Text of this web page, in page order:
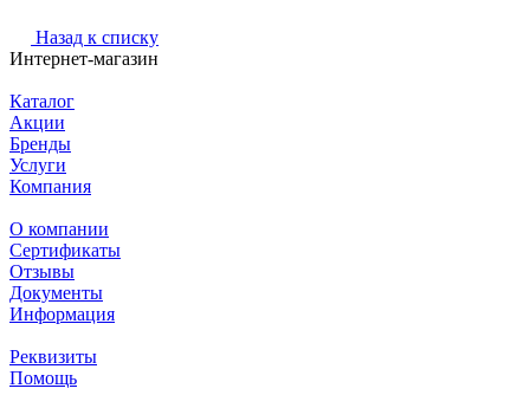
Назад к списку
Интернет-магазин
Каталог
Акции
Бренды
Услуги
Компания
О компании
Сертификаты
Отзывы
Документы
Информация
Реквизиты
Помощь